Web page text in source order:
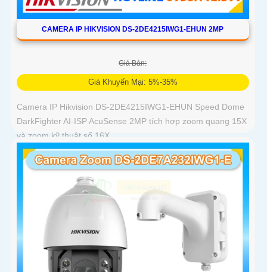
CAMERA IP HIKVISION DS-2DE4215IWG1-EHUN 2MP
Giá Bán:
Giá Khuyến Mại: 5%-35%
Camera IP Hikvision DS-2DE4215IWG1-EHUN Speed Dome
DarkFighter AI-ISP AcuSense 2MP tích hợp zoom quang 15X
và zoom kỹ thuật số 16X